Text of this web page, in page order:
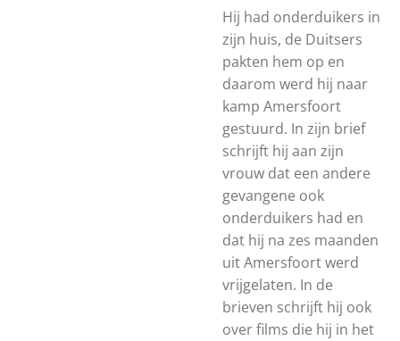
Hij had onderduikers in
zijn huis, de Duitsers
pakten hem op en
daarom werd hij naar
kamp Amersfoort
gestuurd. In zijn brief
schrijft hij aan zijn
vrouw dat een andere
gevangene ook
onderduikers had en
dat hij na zes maanden
uit Amersfoort werd
vrijgelaten. In de
brieven schrijft hij ook
over films die hij in het